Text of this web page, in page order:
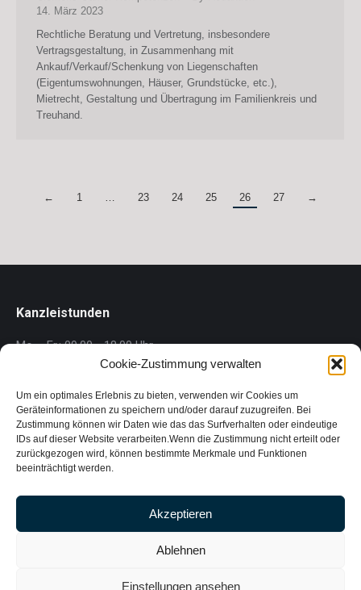
Cookie-Zustimmung verwalten
Um ein optimales Erlebnis zu bieten, verwenden wir Cookies um
Geräteinformationen zu speichern und/oder darauf zuzugreifen. Bei
Zustimmung können wir Daten wie das das Surfverhalten oder eindeutige
IDs auf dieser Website verarbeiten.Wenn die Zustimmung nicht erteilt oder
zurückgezogen wird, können bestimmte Merkmale und Funktionen
beeinträchtigt werden.
Akzeptieren
Ablehnen
Einstellungen ansehen
14. März 2023
Rechtliche Beratung und Vertretung, insbesondere
Vertragsgestaltung, in Zusammenhang mit
Ankauf/Verkauf/Schenkung von Liegenschaften
(Eigentumswohnungen, Häuser, Grundstücke, etc.),
Mietrecht, Gestaltung und Übertragung im Familienkreis und
Treuhand.
← 1 23 24 25 26 27 →
Kanzleistunden
Mo. - Fr.: 09.00 - 18.00 Uhr
Wollzeile 1/1/2.5, 1010 Wien
Phone: +43 1 718 88 00
Fax: +43 1 718 88 00 – 88
E-mail:kanzlei@gaerner-law.at